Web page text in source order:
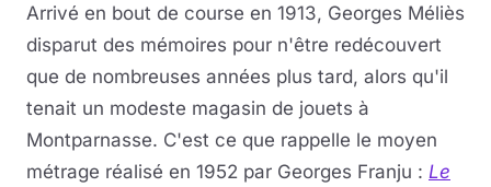
Arrivé en bout de course en 1913, Georges Méliès
disparut des mémoires pour n'être redécouvert
que de nombreuses années plus tard, alors qu'il
tenait un modeste magasin de jouets à
Montparnasse. C'est ce que rappelle le moyen
métrage réalisé en 1952 par Georges Franju : Le